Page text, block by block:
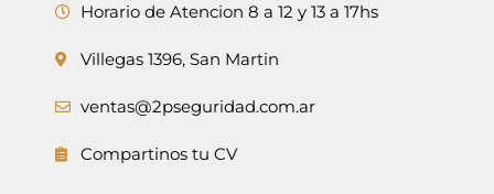
Horario de Atencion 8 a 12 y 13 a 17hs
Villegas 1396, San Martin
ventas@2pseguridad.com.ar
Compartinos tu CV